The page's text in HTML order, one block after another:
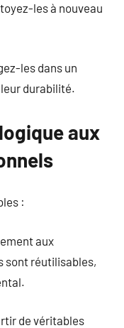
les à nouveau
les dans un
durabilité.
aux
:
aux
sont réutilisables,
de véritables